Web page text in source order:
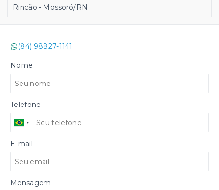
Rincão - Mossoró/RN
(84) 98827-1141
Nome
Telefone
E-mail
Mensagem